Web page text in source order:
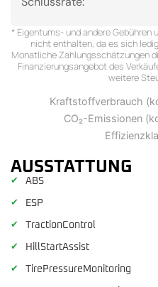
* Eigentums- und andere Gebühren
nicht enthalten, da es sich
Monatliche Zahlungsschätzungen
Finanzierungsangebot des
weitere
Kraftstoffverbrauch
CO₂-Emissionen
AUSSTATTUNG
✔ ABS
✔ ESP
✔ TractionControl
✔ HillStartAssist
✔ TirePressureMonitoring